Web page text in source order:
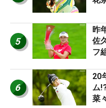
5
昨
佐
フ
6
20
ム
菜